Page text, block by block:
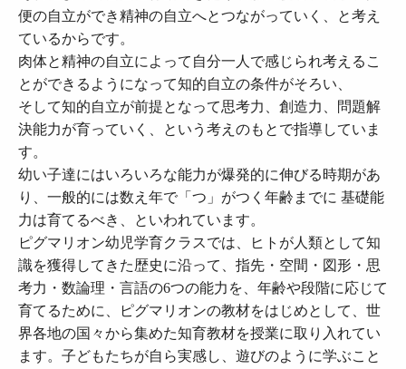
便の自立ができ精神の自立へとつながっていく、と考え
ているからです。
肉体と精神の自立によって自分一人で感じられ考えるこ
とができるようになって知的自立の条件がそろい、
そして知的自立が前提となって思考力、創造力、問題解
決能力が育っていく、という考えのもとで指導していま
す。
幼い子達にはいろいろな能力が爆発的に伸びる時期があ
り、一般的には数え年で「つ」がつく年齢までに 基礎能
力は育てるべき、といわれています。
ピグマリオン幼児学育クラスでは、ヒトが人類として知
識を獲得してきた歴史に沿って、指先・空間・図形・思
考力・数論理・言語の6つの能力を、年齢や段階に応じて
育てるために、ピグマリオンの教材をはじめとして、世
界各地の国々から集めた知育教材を授業に取り入れてい
ます。子どもたちが自ら実感し、遊びのように学ぶこと